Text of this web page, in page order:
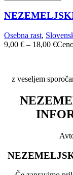
Osebna rast,
9,00 € – 18,00 €
z veseljem